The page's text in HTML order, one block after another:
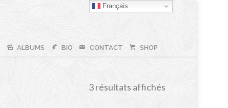
ALBUMS BIO CONTACT SHOP
3 résultats affichés
Français